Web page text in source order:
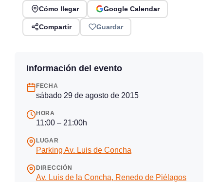
Cómo llegar Google Calendar
Compartir Guardar
Información del evento
FECHA
sábado 29 de agosto de 2015
HORA
11:00 – 21:00h
LUGAR
Parking Av. Luis de Concha
DIRECCIÓN
Av. Luis de la Concha, Renedo de Piélagos